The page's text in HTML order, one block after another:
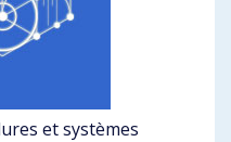
et systèmes